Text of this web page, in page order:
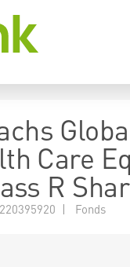
Care
R
| Fonds